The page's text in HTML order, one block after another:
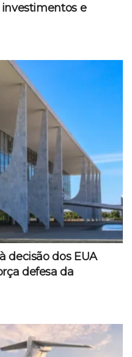
e
decisão dos EUA
defesa da